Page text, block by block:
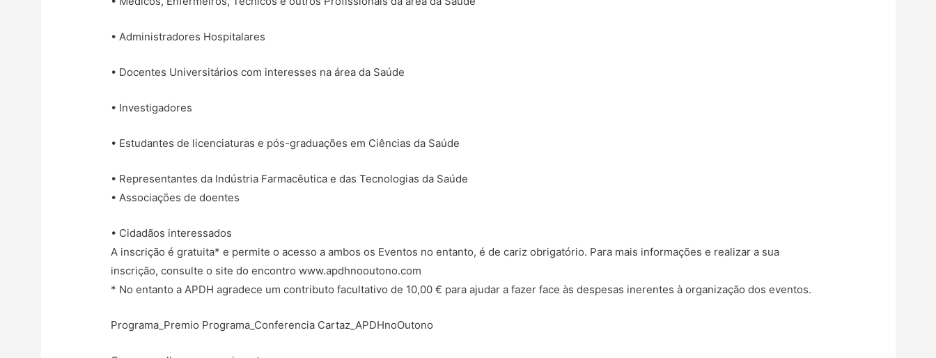
• Administradores Hospitalares
• Docentes Universitários com interesses na área da Saúde
• Investigadores
• Estudantes de licenciaturas e pós-graduações em Ciências da Saúde
• Representantes da Indústria Farmacêutica e das Tecnologias da Saúde
• Associações de doentes
• Cidadãos interessados
A inscrição é gratuita* e permite o acesso a ambos os Eventos no entanto, é de cariz obrigatório. Para mais informações e realizar a sua
inscrição, consulte o site do encontro www.apdhnooutono.com
* No entanto a APDH agradece um contributo facultativo de 10,00 € para ajudar a fazer face às despesas inerentes à organização dos eventos.
Programa_Premio Programa_Conferencia Cartaz_APDHnoOutono